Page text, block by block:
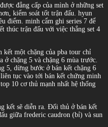
đẳng cấp của mình ở những set
kiểm soát tốt trận đấu. hyun
điểm. minh cẩm ghi series 7 để
thúc trận đấu với việc thắng set 4
một chặng của pba tour chỉ
ở chặng 5 và chặng 6 mùa trước.
5, dừng bước ở bán kết chặng 6
tục vào tới bán kết chứng minh
10 cơ thủ mạnh nhất hệ thống
kết sẽ diễn ra. Đối thủ ở bán kết
giữa frederic caudron (bỉ) và sun